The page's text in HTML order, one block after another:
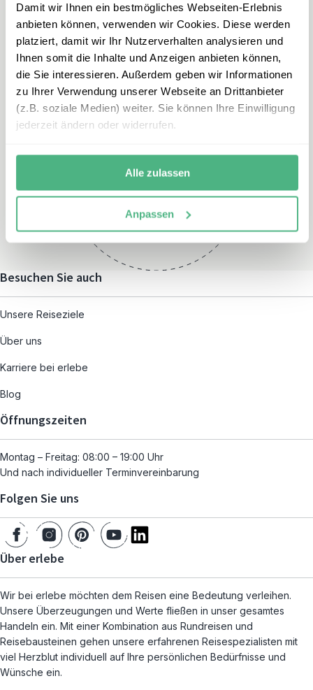
Damit wir Ihnen ein bestmögliches Webseiten-Erlebnis
anbieten können, verwenden wir Cookies. Diese werden
platziert, damit wir Ihr Nutzerverhalten analysieren und
Ihnen somit die Inhalte und Anzeigen anbieten können,
die Sie interessieren. Außerdem geben wir Informationen
zu Ihrer Verwendung unserer Webseite an Drittanbieter
(z.B. soziale Medien) weiter. Sie können Ihre Einwilligung
jederzeit ändern oder widerrufen.
Alle zulassen
Anpassen
indonesien-familienreisen@e
rlebe.de
Montag – Freitag:
und nach individueller
Terminvereinbarung
Besuchen Sie auch
Unsere Reiseziele
Über uns
Karriere bei erlebe
Blog
Öffnungszeiten
Montag – Freitag: 08:00 – 19:00 Uhr
Und nach individueller Terminvereinbarung
Folgen Sie uns
Über erlebe
Wir bei erlebe möchten dem Reisen eine Bedeutung verleihen.
Unsere Überzeugungen und Werte fließen in unser gesamtes
Handeln ein. Mit einer Kombination aus Rundreisen und
Reisebausteinen gehen unsere erfahrenen Reisespezialisten mit
viel Herzblut individuell auf Ihre persönlichen Bedürfnisse und
Wünsche ein.